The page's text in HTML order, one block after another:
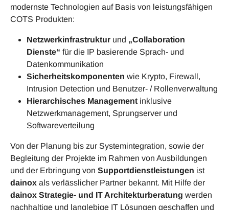
modernste Technologien auf Basis von leistungsfähigen
COTS Produkten:
Netzwerkinfrastruktur und „Collaboration
Dienste“ für die IP basierende Sprach- und
Datenkommunikation
Sicherheitskomponenten wie Krypto, Firewall,
Intrusion Detection und Benutzer- / Rollenverwaltung
Hierarchisches Management inklusive
Netzwerkmanagement, Sprungserver und
Softwareverteilung
Von der Planung bis zur Systemintegration, sowie der
Begleitung der Projekte im Rahmen von Ausbildungen
und der Erbringung von Supportdienstleistungen ist
dainox als verlässlicher Partner bekannt. Mit Hilfe der
dainox Strategie- und IT Architekturberatung werden
nachhaltige und langlebige IT Lösungen geschaffen und